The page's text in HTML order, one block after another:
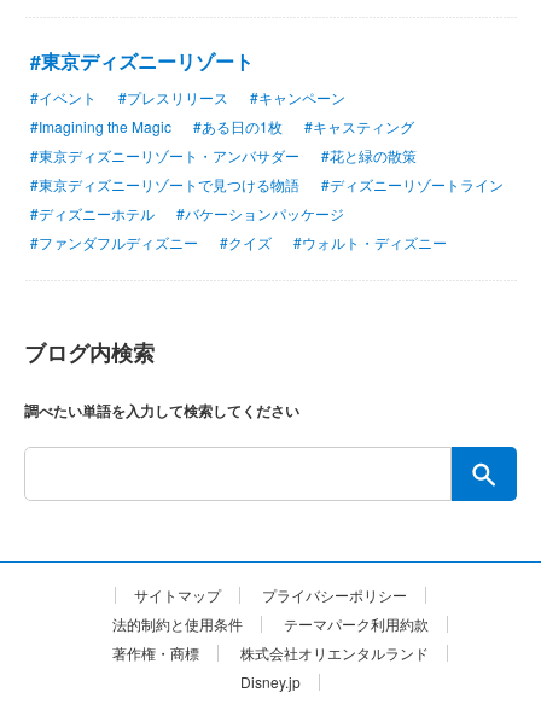
#東京ディズニーリゾート
#イベント #プレスリリース
#キャンペーン
#Imagining the Magic
#ある日の1枚
#キャスティング
#東京ディズニーリゾート・アンバサダー
#花と緑の散策
#東京ディズニーリゾートで見つける物語
#ディズニーリゾートライン
#ディズニーホテル
#バケーションパッケージ
#ファンダフルディズニー
#クイズ #ウォルト・ディズニー
ブログ内検索
調べたい単語を入力して検索してください
サイトマップ
プライバシーポリシー
法的制約と使用条件
テーマパーク利用約款
著作権・商標
株式会社オリエンタルランド
Disney.jp